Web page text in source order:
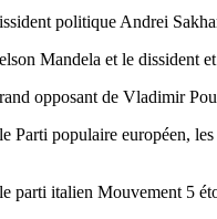
politique Andrei
Mandela et le dissident
opposant de Vladimir
populaire européen,
italien Mouvement 5